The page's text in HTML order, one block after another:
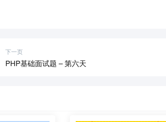
下一页
PHP基础面试题 – 第六天